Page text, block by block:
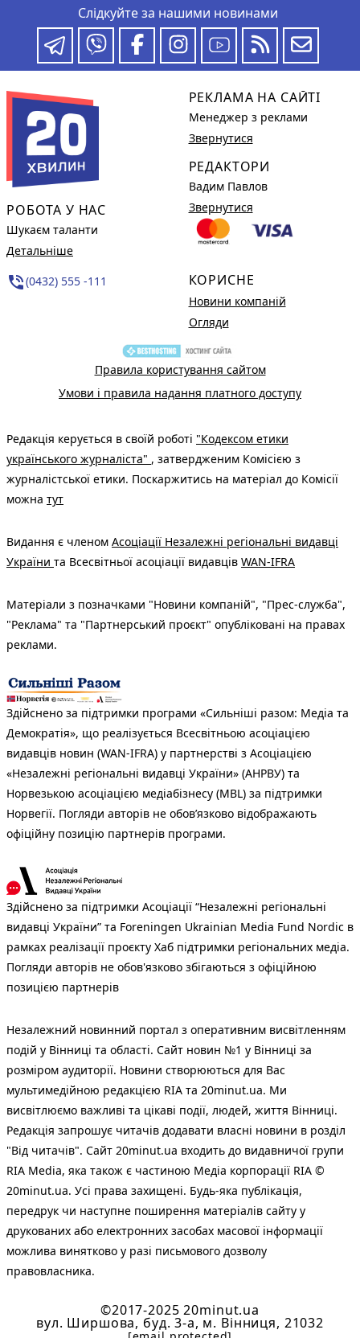
Слідкуйте за нашими новинами
РОБОТА У НАС
Шукаєм таланти
Детальніше
phone_in_talk(0432) 555 -111
РЕКЛАМА НА САЙТІ
Менеджер з реклами
Звернутися
РЕДАКТОРИ
Вадим Павлов
Звернутися
КОРИСНЕ
Новини компаній
Огляди
Правила користування сайтом
Умови і правила надання платного доступу
Редакція керується в своїй роботі "Кодексом етики
українського журналіста" , затвердженим Комісією з
журналістської етики. Поскаржитись на матеріал до Комісії
можна тут
Видання є членом Асоціації Незалежні регіональні видавці
України та Всесвітньої асоціації видавців WAN-IFRA
Матеріали з позначками "Новини компаній", "Прес-служба",
"Реклама" та "Партнерський проєкт" опубліковані на правах
реклами.
Здійснено за підтримки програми «Сильніші разом: Медіа та
Демократія», що реалізується Всесвітньою асоціацією
видавців новин (WAN-IFRA) у партнерстві з Асоціацією
«Незалежні регіональні видавці України» (АНРВУ) та
Норвезькою асоціацією медіабізнесу (MBL) за підтримки
Норвегії. Погляди авторів не обов’язково відображають
офіційну позицію партнерів програми.
Здійснено за підтримки Асоціації “Незалежні регіональні
видавці України” та Foreningen Ukrainian Media Fund Nordic в
рамках реалізації проєкту Хаб підтримки регіональних медіа.
Погляди авторів не обов'язково збігаються з офіційною
позицією партнерів
Незалежний новинний портал з оперативним висвітленням
подій у Вінниці та області. Сайт новин №1 у Вінниці за
розміром аудиторії. Новини створюються для Вас
мультимедійною редакцією RIA та 20minut.ua. Ми
висвітлюємо важливі та цікаві події, людей, життя Вінниці.
Редакція запрошує читачів додавати власні новини в розділ
"Від читачів". Сайт 20minut.ua входить до видавничої групи
RIA Media, яка також є частиною Медіа корпорації RIA ©
20minut.ua. Усі права захищені. Будь-яка публiкацiя,
передрук чи наступне поширення матеріалів сайту у
друкованих або електронних засобах масової інформації
можлива винятково у разі письмового дозволу
правовласника.
©2017-2025 20minut.ua
вул. Ширшова, буд. 3-а, м. Вінниця, 21032